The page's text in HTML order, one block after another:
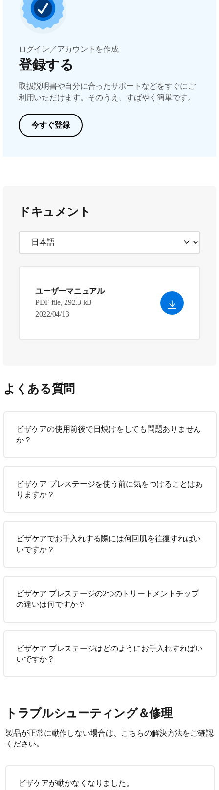
ログイン／アカウントを作成
登録する
取扱説明書や自分に合ったサポートなどをすぐにご
利用いただけます。そのうえ、すばやく簡単です。
今すぐ登録
ドキュメント
ユーザーマニュアル
PDF file, 292.3 kB
2022/04/13
よくある質問
ビザケアの使用前後で日焼けをしても問題ありません
か？
ビザケア プレステージを使う前に気をつけることはあ
りますか？
ビザケアでお手入れする際には何回肌を往復すればい
いですか？
ビザケア プレステージの2つのトリートメントチップ
の違いは何ですか？
ビザケア プレステージはどのようにお手入れすればい
いですか？
トラブルシューティング＆修理
製品が正常に動作しない場合は、こちらの解決方法をご確認
ください。
ビザケアが動かなくなりました。